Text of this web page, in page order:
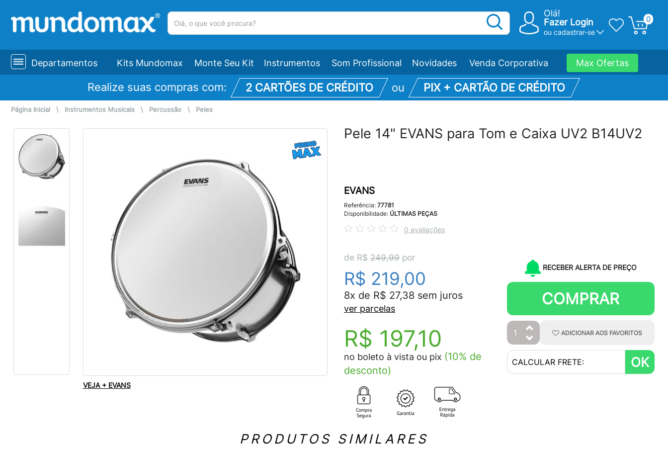
Olá!
Fazer Login
ou cadastrar-se
0
Departamentos Kits Mundomax Monte Seu Kit Instrumentos Som Profissional Novidades Venda Corporativa Max Ofertas
Realize suas compras com: 2 CARTÕES DE CRÉDITO ou PIX + CARTÃO DE CRÉDITO
Página Inicial \ Instrumentos Musicais \ Percussão \ Peles
VEJA + EVANS
Pele 14" EVANS para Tom e Caixa UV2 B14UV2
EVANS
Referência: 77781
Disponibilidade: ÚLTIMAS PEÇAS
0 avaliações
de R$ 249,99 por
R$ 219,00
8x de R$ 27,38 sem juros
ver parcelas
R$ 197,10
no boleto à vista ou pix (10% de
desconto)
RECEBER ALERTA DE PREÇO
COMPRAR
ADICIONAR AOSFAVORITOS
OK
PRODUTOS SIMILARES